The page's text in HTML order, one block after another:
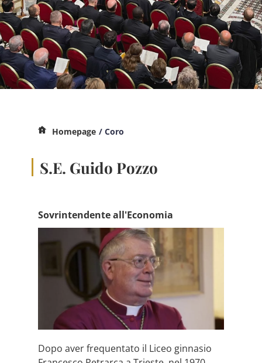
Homepage / Coro
S.E. Guido Pozzo
Sovrintendente all'Economia
Dopo aver frequentato il Liceo ginnasio